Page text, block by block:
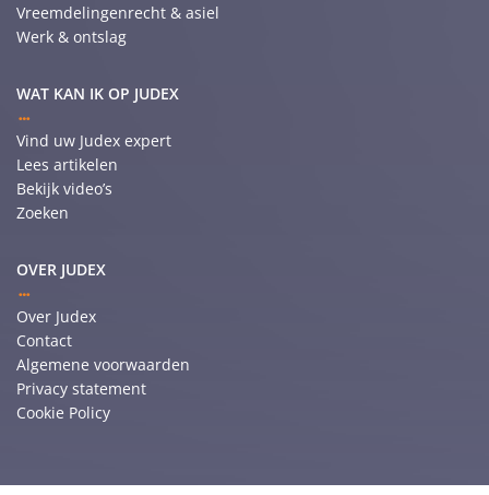
Vreemdelingenrecht & asiel
Werk & ontslag
WAT KAN IK OP JUDEX
Vind uw Judex expert
Lees artikelen
Bekijk video’s
Zoeken
OVER JUDEX
Over Judex
Contact
Algemene voorwaarden
Privacy statement
Cookie Policy